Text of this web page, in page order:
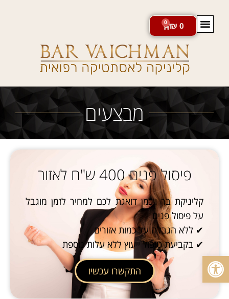
פתח סרגל נגישות
₪ 0
0
מבצעים
פיסול פנים 400 ש"ח לאזור
קליניקת בר ויכמן דואגת לכם למחיר לזמן מוגבל
על פיסול פנים
✔ ללא הגבלה על כמות אזורים
✔ בקביעת טיפול ייעוץ ללא עלות נוספת
התקשרו עכשיו